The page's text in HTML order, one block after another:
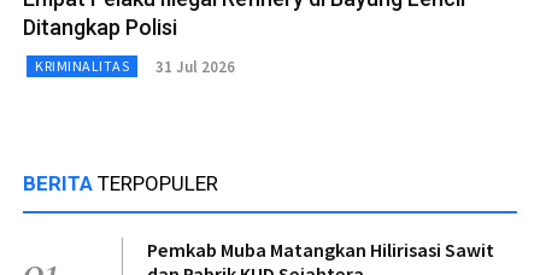
Ditangkap Polisi
KRIMINALITAS 31 Jul 2026
BERITA TERPOPULER
Pemkab Muba Matangkan Hilirisasi Sawit